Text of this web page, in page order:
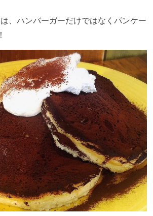
は、ハンバーガーだけではなくパンケー